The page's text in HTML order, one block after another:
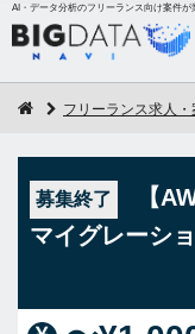
AI・データ分析のフリーランス向け案件が
フリーランス求人・
募集終了
【
マイグレーシ